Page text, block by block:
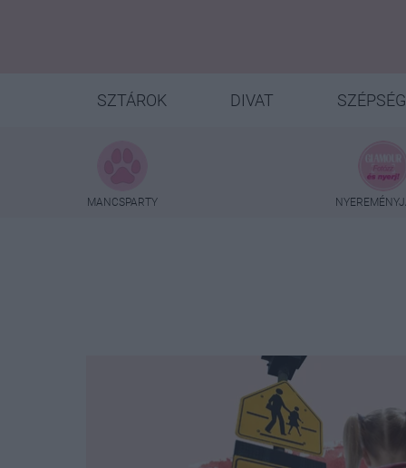
SZTÁROK DIVAT SZÉPSÉG
MANCSPARTY